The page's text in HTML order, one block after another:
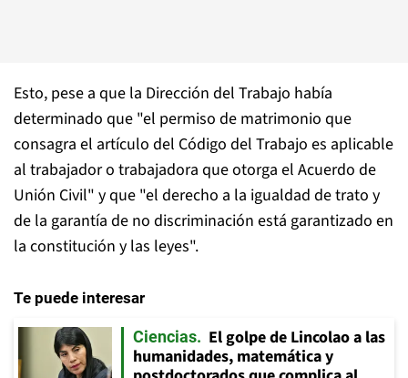
Esto, pese a que la Dirección del Trabajo había
determinado que "el permiso de matrimonio que
consagra el artículo del Código del Trabajo es aplicable
al trabajador o trabajadora que otorga el Acuerdo de
Unión Civil" y que "el derecho a la igualdad de trato y
de la garantía de no discriminación está garantizado en
la constitución y las leyes".
Te puede interesar
Ciencias
El golpe de Lincolao a las
humanidades, matemática y